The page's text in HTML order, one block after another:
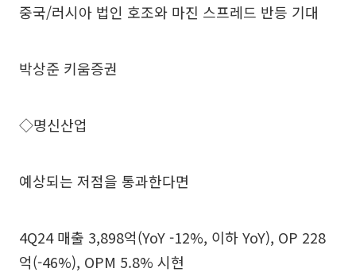
중국/러시아 법인 호조와 마진 스프레드 반등 기대
박상준 키움증권
◇명신산업
예상되는 저점을 통과한다면
4Q24 매출 3,898억(YoY -12%, 이하 YoY), OP 228
억(-46%), OPM 5.8% 시현